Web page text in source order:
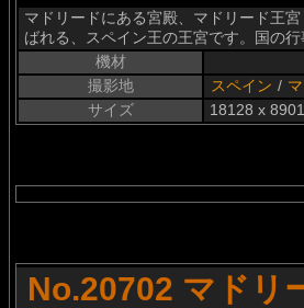
マドリードにある宮殿、マドリード王
ばれる、スペイン王の王宮です。国の行
機材
撮影地
スペイン /
サイズ
18128 x
No.20702 マドリ